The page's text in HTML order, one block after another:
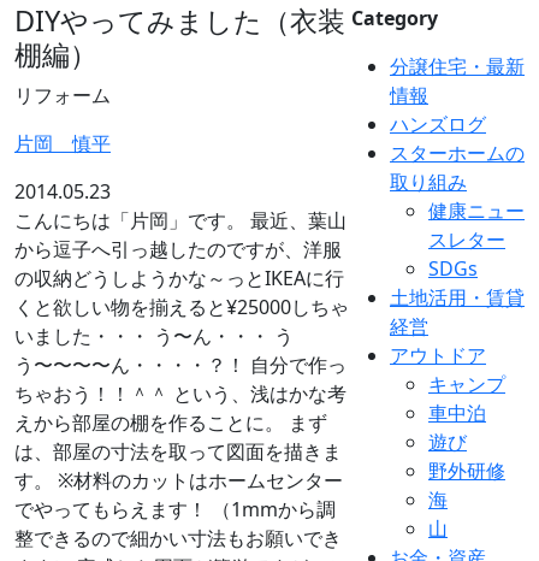
DIYやってみました（衣装
棚編）
リフォーム
片岡 慎平
2014.05.23
こんにちは「片岡」です。 最近、葉山
から逗子へ引っ越したのですが、洋服
の収納どうしようかな～っとIKEAに行
くと欲しい物を揃えると¥25000しちゃ
いました・・・ う〜ん・・・ う
う〜〜〜〜ん・・・・？！ 自分で作っ
ちゃおう！！＾＾ という、浅はかな考
えから部屋の棚を作ることに。 まず
は、部屋の寸法を取って図面を描きま
す。 ※材料のカットはホームセンター
でやってもらえます！ （1mmから調
整できるので細かい寸法もお願いでき
Category
分譲住宅・最新
情報
ハンズログ
スターホームの
取り組み
健康ニュー
スレター
SDGs
土地活用・賃貸
経営
アウトドア
キャンプ
車中泊
遊び
野外研修
海
山